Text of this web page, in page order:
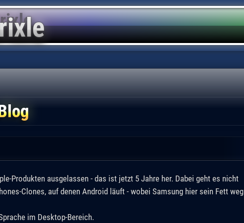
Produkten ausgelassen - das ist jetzt 5 Jahre her. Dabei geht es nicht
Clones, auf denen Android läuft - wobei Samsung hier sein Fett weg
im Desktop-Bereich.